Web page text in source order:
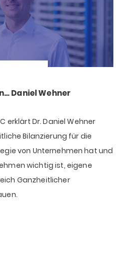
Daniel Wehner
erklärt Dr. Daniel Wehner
Bilanzierung für die
von Unternehmen hat und
wichtig ist, eigene
Ganzheitlicher